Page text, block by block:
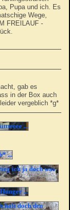
Pupa und ich. Es
Wege,
FREILAUF -
gab es
in der Box auch
vergeblich *g*